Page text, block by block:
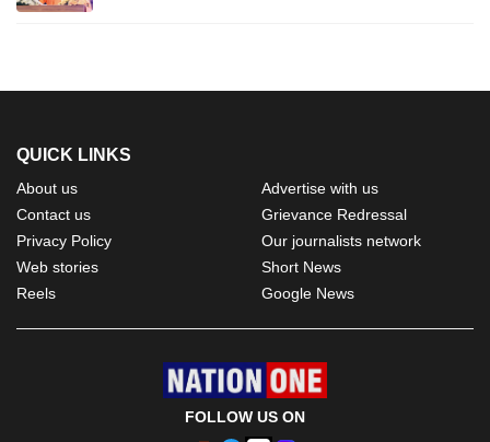
QUICK LINKS
About us
Contact us
Privacy Policy
Advertise with us
Grievance Redressal
Our journalists network
Web stories
Reels
Short News
Google News
FOLLOW US ON